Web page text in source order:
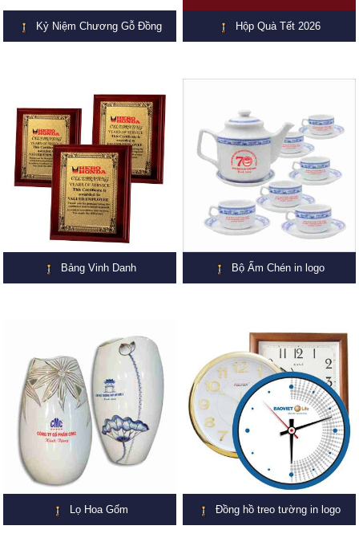
Kỷ Niệm Chương Gỗ Đồng Hộp Quà Tết 2026
Bảng Vinh Danh Bộ Ấm Chén in logo
Lọ Hoa Gốm Đồng hồ treo tường in logo